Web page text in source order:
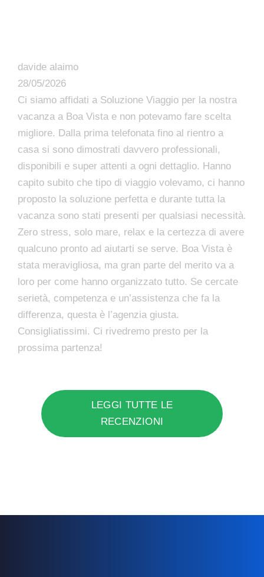
davide alaimo
28/05/2026
Ci siamo affidati a Soluzione Viaggio per la nostra
vacanza a Boa Vista e non potevamo fare scelta
migliore. Dalla prima telefonata fino al rientro a
casa si sono dimostrati davvero professionali,
disponibili e super attenti a ogni dettaglio. Hanno
capito subito che tipo di viaggio volevamo, ci hanno
proposto la soluzione perfetta e durante tutta la
vacanza sono stati presenti per qualsiasi necessità.
Zero stress, solo mare, relax e la certezza di avere
qualcuno pronto ad aiutarti se serve. Boa Vista è
stata meravigliosa, ma gran parte del merito va a
loro per come hanno organizzato tutto. Se cercate
serietà, competenza e un’assistenza che fa la
differenza, questa è l’agenzia giusta.
Consigliatissimi. Ci rivedremo presto per la
prossima partenza!
LEGGI TUTTE LE
RECENZIONI